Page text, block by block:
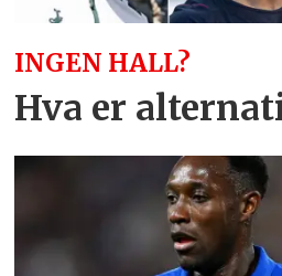
INGEN HALL?
Hva er